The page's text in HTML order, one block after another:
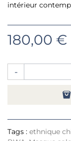
intérieur
180,00 €
-
Tags : ethnique